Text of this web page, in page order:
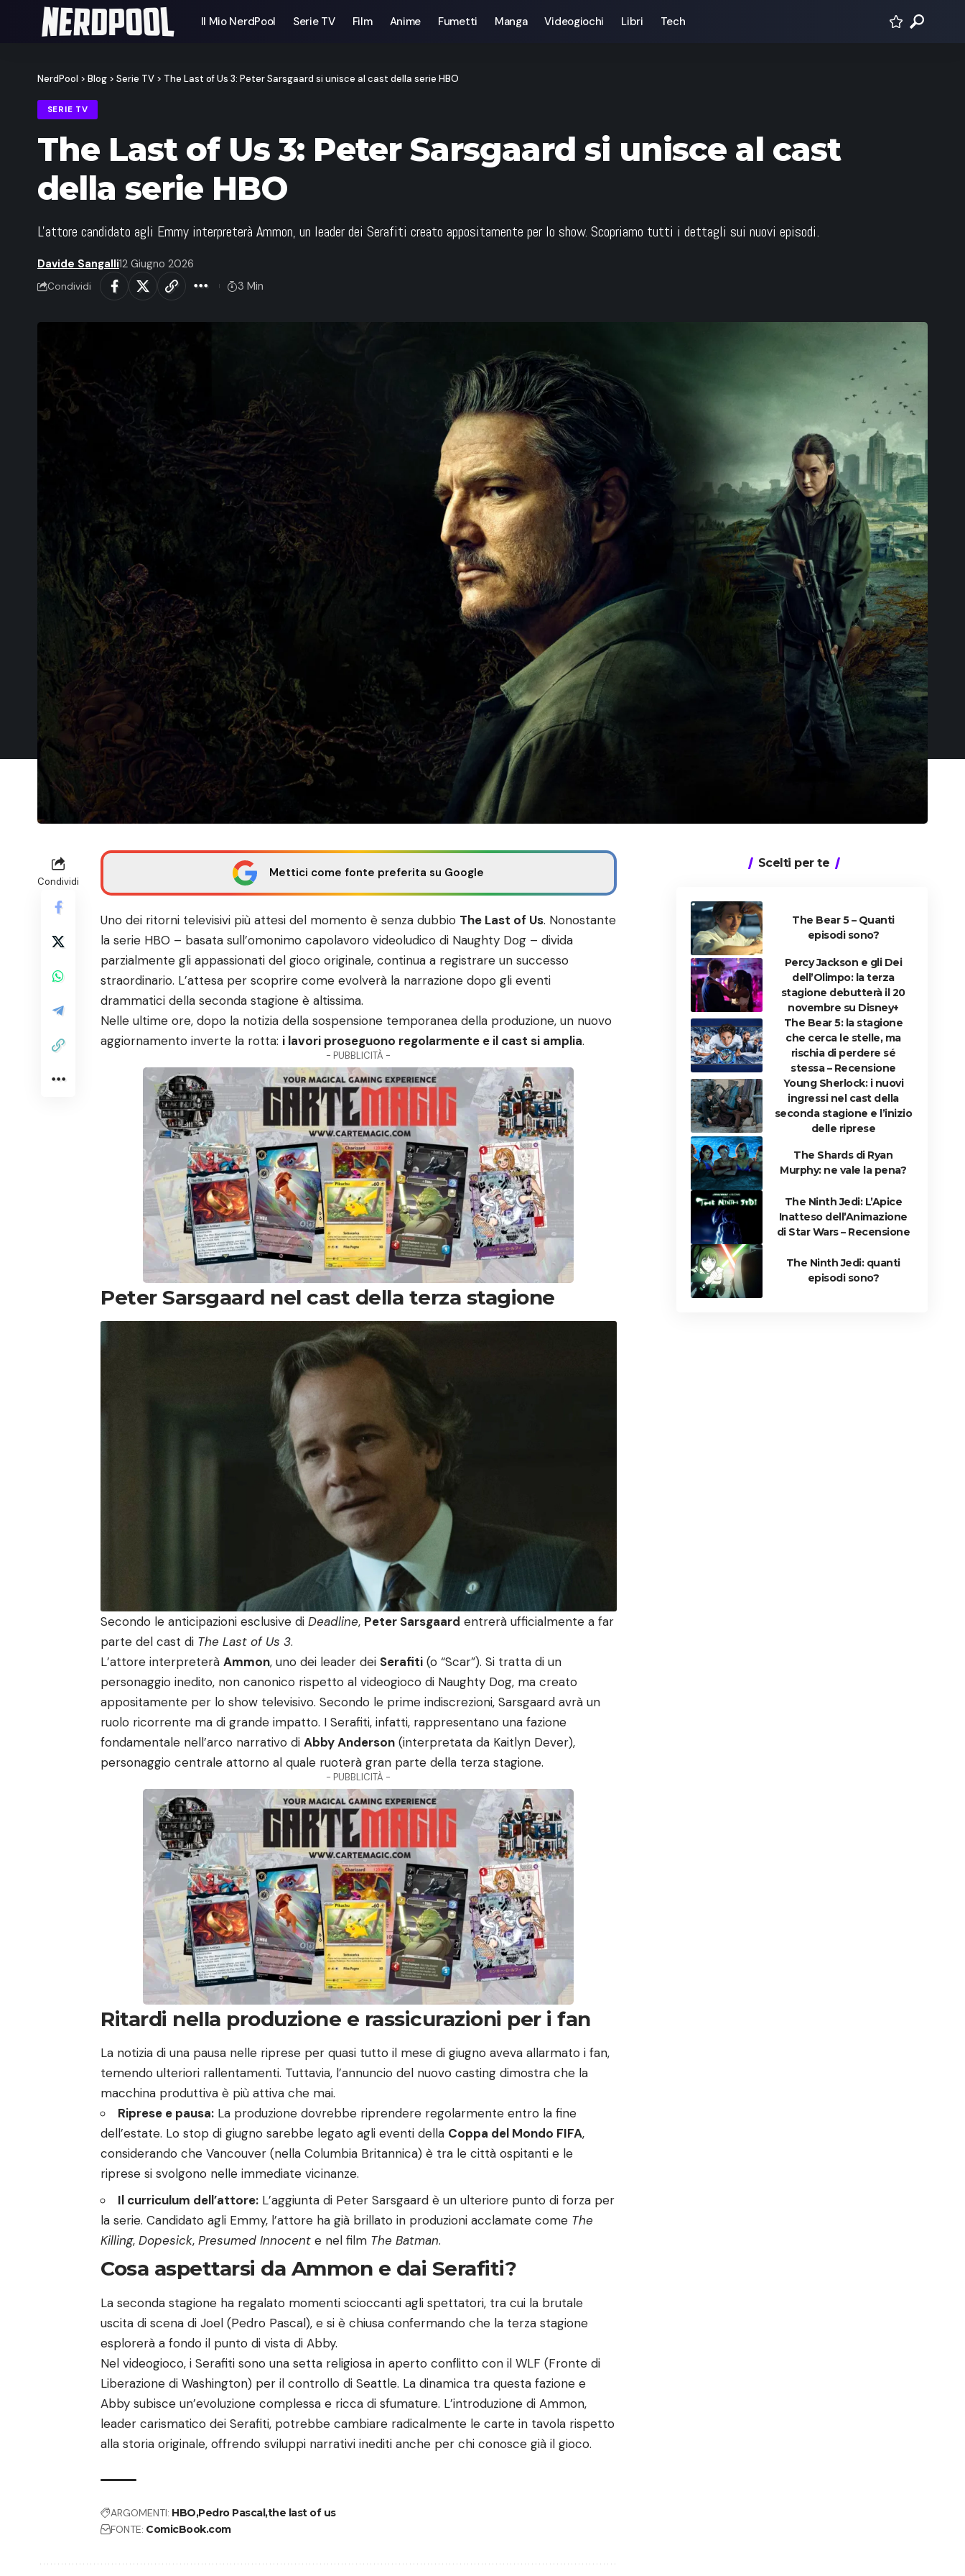
Il Mio NerdPool Serie TV Film Anime Fumetti Manga Videogiochi Libri Tech
NerdPool > Blog > Serie TV > The Last of Us 3: Peter Sarsgaard si unisce al cast della serie HBO
SERIE TV
The Last of Us 3: Peter Sarsgaard si unisce al cast
della serie HBO
L'attore candidato agli Emmy interpreterà Ammon, un leader dei Serafiti creato appositamente per lo show. Scopriamo tutti i dettagli sui nuovi episodi.
Davide Sangalli12 Giugno 2026
Condividi 3 Min
Condividi
Mettici come fonte preferita su Google
Uno dei ritorni televisivi più attesi del momento è senza dubbio The Last of Us. Nonostante
la serie HBO – basata sull’omonimo capolavoro videoludico di Naughty Dog – divida
parzialmente gli appassionati del gioco originale, continua a registrare un successo
straordinario. L’attesa per scoprire come evolverà la narrazione dopo gli eventi
drammatici della seconda stagione è altissima.
Nelle ultime ore, dopo la notizia della sospensione temporanea della produzione, un nuovo
aggiornamento inverte la rotta: i lavori proseguono regolarmente e il cast si amplia.
- PUBBLICITÀ -
Peter Sarsgaard nel cast della terza stagione
Secondo le anticipazioni esclusive di Deadline, Peter Sarsgaard entrerà ufficialmente a far
parte del cast di The Last of Us 3.
L’attore interpreterà Ammon, uno dei leader dei Serafiti (o “Scar”). Si tratta di un
personaggio inedito, non canonico rispetto al videogioco di Naughty Dog, ma creato
appositamente per lo show televisivo. Secondo le prime indiscrezioni, Sarsgaard avrà un
ruolo ricorrente ma di grande impatto. I Serafiti, infatti, rappresentano una fazione
fondamentale nell’arco narrativo di Abby Anderson (interpretata da Kaitlyn Dever),
personaggio centrale attorno al quale ruoterà gran parte della terza stagione.
- PUBBLICITÀ -
Ritardi nella produzione e rassicurazioni per i fan
La notizia di una pausa nelle riprese per quasi tutto il mese di giugno aveva allarmato i fan,
temendo ulteriori rallentamenti. Tuttavia, l’annuncio del nuovo casting dimostra che la
macchina produttiva è più attiva che mai.
Riprese e pausa: La produzione dovrebbe riprendere regolarmente entro la fine
dell’estate. Lo stop di giugno sarebbe legato agli eventi della Coppa del Mondo FIFA,
considerando che Vancouver (nella Columbia Britannica) è tra le città ospitanti e le
riprese si svolgono nelle immediate vicinanze.
Il curriculum dell’attore: L’aggiunta di Peter Sarsgaard è un ulteriore punto di forza per
la serie. Candidato agli Emmy, l’attore ha già brillato in produzioni acclamate come The
Killing, Dopesick, Presumed Innocent e nel film The Batman.
Cosa aspettarsi da Ammon e dai Serafiti?
La seconda stagione ha regalato momenti scioccanti agli spettatori, tra cui la brutale
uscita di scena di Joel (Pedro Pascal), e si è chiusa confermando che la terza stagione
esplorerà a fondo il punto di vista di Abby.
Nel videogioco, i Serafiti sono una setta religiosa in aperto conflitto con il WLF (Fronte di
Liberazione di Washington) per il controllo di Seattle. La dinamica tra questa fazione e
Abby subisce un’evoluzione complessa e ricca di sfumature. L’introduzione di Ammon,
leader carismatico dei Serafiti, potrebbe cambiare radicalmente le carte in tavola rispetto
alla storia originale, offrendo sviluppi narrativi inediti anche per chi conosce già il gioco.
ARGOMENTI: HBO Pedro Pascalthe last of us
FONTE: ComicBook.com
Scelti per te
The Bear 5 – Quanti
episodi sono?
Percy Jackson e gli Dei
dell’Olimpo: la terza
stagione debutterà il 20
novembre su Disney+
The Bear 5: la stagione
che cerca le stelle, ma
rischia di perdere sé
stessa – Recensione
Young Sherlock: i nuovi
ingressi nel cast della
seconda stagione e l’inizio
delle riprese
The Shards di Ryan
Murphy: ne vale la pena?
The Ninth Jedi: L’Apice
Inatteso dell’Animazione
di Star Wars – Recensione
The Ninth Jedi: quanti
episodi sono?